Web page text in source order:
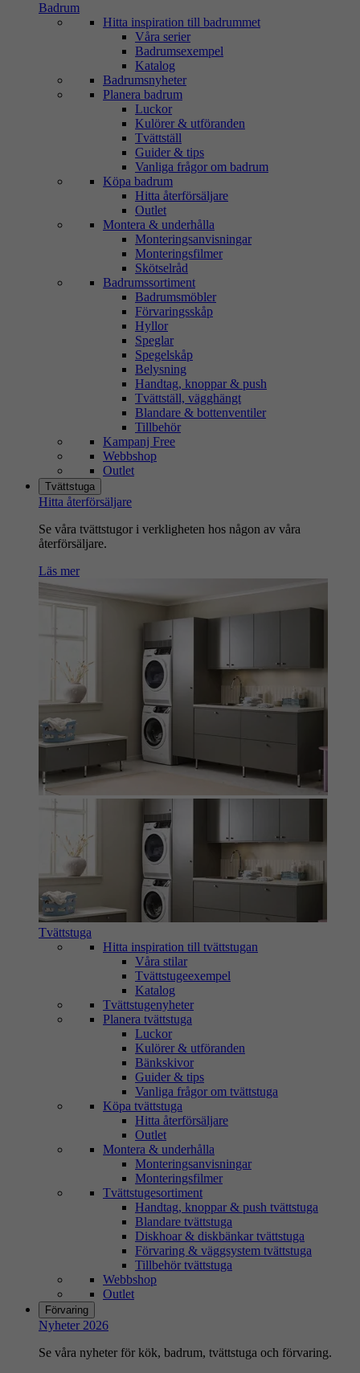
Badrum
Hitta inspiration till badrummet
Våra serier
Badrumsexempel
Katalog
Badrumsnyheter
Planera badrum
Luckor
Kulörer & utföranden
Tvättställ
Guider & tips
Vanliga frågor om badrum
Köpa badrum
Hitta återförsäljare
Outlet
Montera & underhålla
Monteringsanvisningar
Monteringsfilmer
Skötselråd
Badrumssortiment
Badrumsmöbler
Förvaringsskåp
Hyllor
Speglar
Spegelskåp
Belysning
Handtag, knoppar & push
Tvättställ, vägghängt
Blandare & bottenventiler
Tillbehör
Kampanj Free
Webbshop
Outlet
Tvättstuga
Hitta återförsäljare
Se våra tvättstugor i verkligheten hos någon av våra
återförsäljare.
Läs mer
Tvättstuga
Hitta inspiration till tvättstugan
Våra stilar
Tvättstugeexempel
Katalog
Tvättstugenyheter
Planera tvättstuga
Luckor
Kulörer & utföranden
Bänkskivor
Guider & tips
Vanliga frågor om tvättstuga
Köpa tvättstuga
Hitta återförsäljare
Outlet
Montera & underhålla
Monteringsanvisningar
Monteringsfilmer
Tvättstugesortiment
Handtag, knoppar & push tvättstuga
Blandare tvättstuga
Diskhoar & diskbänkar tvättstuga
Förvaring & väggsystem tvättstuga
Tillbehör tvättstuga
Webbshop
Outlet
Förvaring
Nyheter 2026
Se våra nyheter för kök, badrum, tvättstuga och förvaring.